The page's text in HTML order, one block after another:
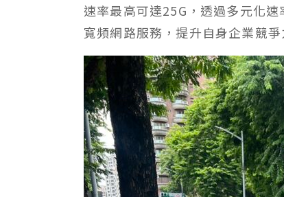
速率最高可達25G ，透過多元化
寬頻網路服務，提升自身企業競